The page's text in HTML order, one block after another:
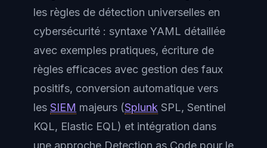
les règles de détection universelles en
cybersécurité : syntaxe YAML détaillée
avec exemples pratiques, écriture de
règles efficaces avec gestion des faux
positifs, conversion automatique vers
les SIEM majeurs (Splunk SPL, Sentinel
KQL, Elastic EQL) et intégration dans
une approche Detection as Code pour le